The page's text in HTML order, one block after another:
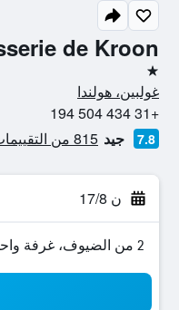
de Kroon
نجمة واحدة
غولبين، هولندا
+31 434 504 194
7.8 جيد 815 من التقييمات تم التحقق منها
ن 17/8
2 من الضيوف، غرفة واحدة